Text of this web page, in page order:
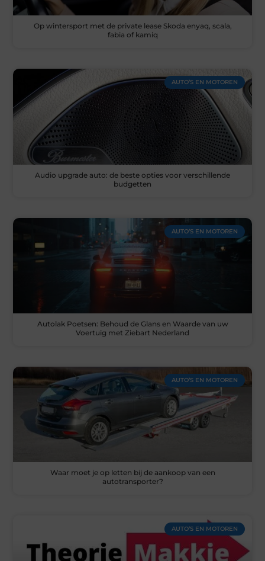
Op wintersport met de private lease Skoda enyaq, scala,
fabia of kamiq
AUTO’S EN MOTOREN
Audio upgrade auto: de beste opties voor verschillende
budgetten
AUTO’S EN MOTOREN
Autolak Poetsen: Behoud de Glans en Waarde van uw
Voertuig met Ziebart Nederland
AUTO’S EN MOTOREN
Waar moet je op letten bij de aankoop van een
autotransporter?
AUTO’S EN MOTOREN